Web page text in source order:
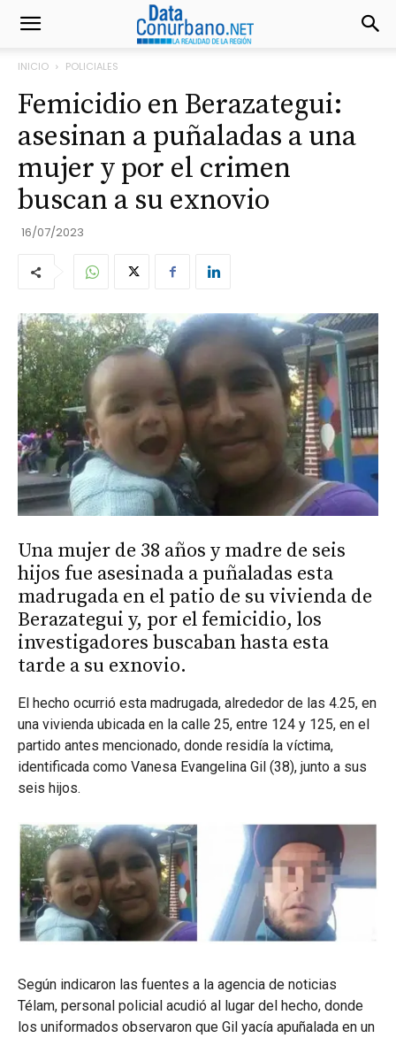
INICIO POLICIALES
Femicidio en Berazategui:
asesinan a puñaladas a una
mujer y por el crimen
buscan a su exnovio
16/07/2023
Una mujer de 38 años y madre de seis
hijos fue asesinada a puñaladas esta
madrugada en el patio de su vivienda de
Berazategui y, por el femicidio, los
investigadores buscaban hasta esta
tarde a su exnovio.
El hecho ocurrió esta madrugada, alrededor de las 4.25, en
una vivienda ubicada en la calle 25, entre 124 y 125, en el
partido antes mencionado, donde residía la víctima,
identificada como Vanesa Evangelina Gil (38), junto a sus
seis hijos.
Según indicaron las fuentes a la agencia de noticias
Télam, personal policial acudió al lugar del hecho, donde
los uniformados observaron que Gil yacía apuñalada en un